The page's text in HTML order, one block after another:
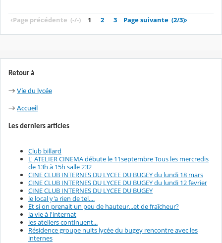
‹Page précédente (-/-) 1 2 3 Page suivante (2/3)›
Retour à
→ Vie du lycée
→ Accueil
Les derniers articles
Club billard
L' ATELIER CINEMA débute le 11septembre Tous les mercredis
de 13h à 15h salle 232
CINE CLUB INTERNES DU LYCEE DU BUGEY du lundi 18 mars
CINE CLUB INTERNES DU LYCEE DU BUGEY du lundi 12 fevrier
CINE CLUB INTERNES DU LYCEE DU BUGEY
le local y'a rien de tel....
Et si on prenait un peu de hauteur...et de fraîcheur?
la vie à l'internat
les ateliers continuent...
Résidence groupe nuits lycée du bugey rencontre avec les
internes